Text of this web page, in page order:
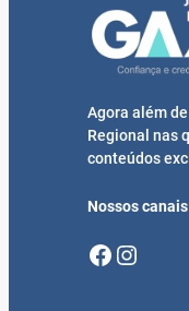
Agora além
Regional nas
conteúdos
Nossos
Facebook Instagram